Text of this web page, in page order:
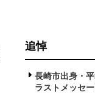
追悼
長崎市出身・
ラストメッセ